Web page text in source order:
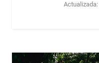
Actualizada: